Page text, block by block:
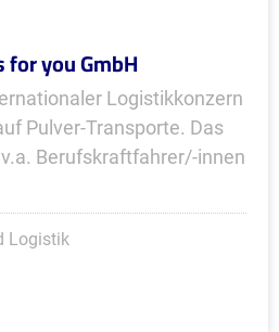
for you GmbH
Logistikkonzern
Pulver-Transporte. Das
Berufskraftfahrer/-innen
Logistik